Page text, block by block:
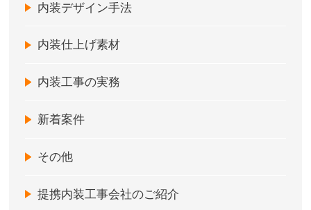
内装デザイン手法
内装仕上げ素材
内装工事の実務
新着案件
その他
提携内装工事会社のご紹介